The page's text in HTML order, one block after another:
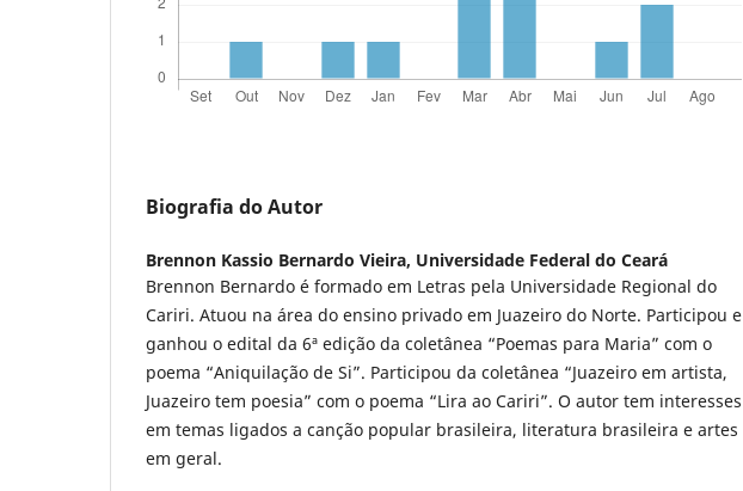
Biografia do Autor
Brennon Kassio Bernardo Vieira, Universidade Federal do Ceará
Brennon Bernardo é formado em Letras pela Universidade Regional do
Cariri. Atuou na área do ensino privado em Juazeiro do Norte. Participou e
ganhou o edital da 6ª edição da coletânea “Poemas para Maria” com o
poema “Aniquilação de Si”. Participou da coletânea “Juazeiro em artista,
Juazeiro tem poesia” com o poema “Lira ao Cariri”. O autor tem interesses
em temas ligados a canção popular brasileira, literatura brasileira e artes
em geral.